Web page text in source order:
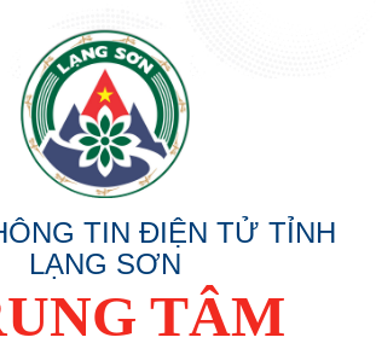
TIN ĐIỆN TỬ TỈNH
LẠNG SƠN
TÂM